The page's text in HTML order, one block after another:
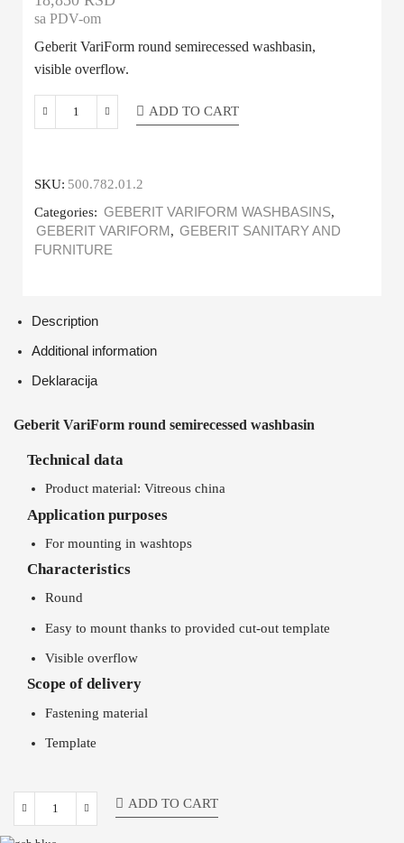
sa PDV-om
Geberit VariForm round semirecessed washbasin,
visible overflow.
ADD TO CART
SKU: 500.782.01.2
Categories: GEBERIT VARIFORM WASHBASINS,
GEBERIT VARIFORM , GEBERIT SANITARY AND
FURNITURE
Description
Additional information
Deklaracija
Geberit VariForm round semirecessed washbasin
Technical data
Product material: Vitreous china
Application purposes
For mounting in washtops
Characteristics
Round
Easy to mount thanks to provided cut-out template
Visible overflow
Scope of delivery
Fastening material
Template
ADD TO CART